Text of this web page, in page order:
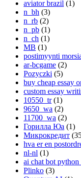
aviator brazil (1)
n_bh (3)
n_rb (2)
n_pb (1)
n_ch (1)
MB (1)
postimyynti
ar-bcgame (2)
Pozyczki (5)
buy cheap essay
custom essay
10550_tr(1)
9650_wa (2)
11700_wa (2)
Горилла Юа (1)
Микрокредит
hva er en
nl-nl (1)
ai chat bot python
Plinko (3)